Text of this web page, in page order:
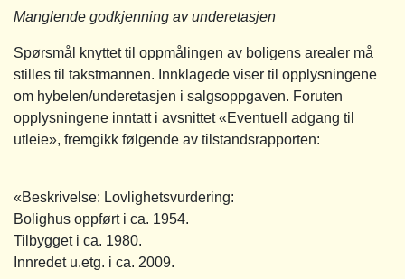
Manglende godkjenning av underetasjen
Spørsmål knyttet til oppmålingen av boligens arealer må
stilles til takstmannen. Innklagede viser til opplysningene
om hybelen/underetasjen i salgsoppgaven. Foruten
opplysningene inntatt i avsnittet «Eventuell adgang til
utleie», fremgikk følgende av tilstandsrapporten:
«Beskrivelse: Lovlighetsvurdering:
Bolighus oppført i ca. 1954.
Tilbygget i ca. 1980.
Innredet u.etg. i ca. 2009.